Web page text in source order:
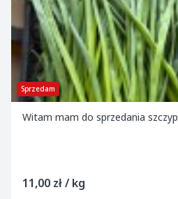
Sprzedam
Witam mam do sprzedania
11,00 zł / kg